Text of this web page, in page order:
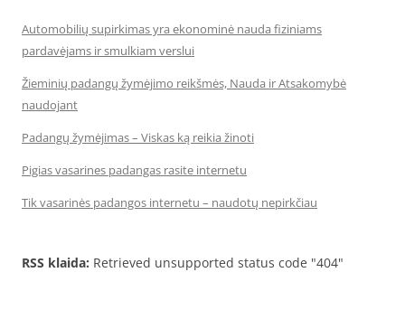
Automobilių supirkimas yra ekonominė nauda fiziniams
pardavėjams ir smulkiam verslui
Žieminių padangų žymėjimo reikšmės, Nauda ir Atsakomybė
naudojant
Padangų žymėjimas – Viskas ką reikia žinoti
Pigias vasarines padangas rasite internetu
Tik vasarinės padangos internetu – naudotų nepirkčiau
RSS klaida: Retrieved unsupported status code "404"